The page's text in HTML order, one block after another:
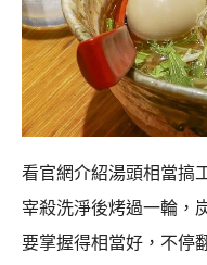
看官網介紹湯頭相當搞
宰殺洗淨後烤過一輪，
要掌握得相當好，不停